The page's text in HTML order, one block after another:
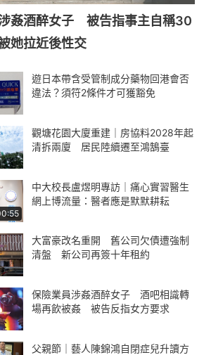
姦酒醉女子 被告指事主自稱30
她拉近後性交
遊日本帶含受管制成分藥物回港會否
違法？須符2條件才可獲豁免
觀塘花園大廈重建｜房協料2028年起
清拆兩廈 居民陸續遷至鴻鵠臺
中大校長盧煜明專訪｜痛心實習醫生
網上博流量：醫者應是默默耕耘
大富豪改名重開 舊公司欠債遭強制
清盤 新公司再簽十年租約
保險業員涉姦酒醉女子 酒吧相識轉
場再飲被姦 被告反指女方要求
父親節｜藝人陳錦鴻自閉症兒升讀方